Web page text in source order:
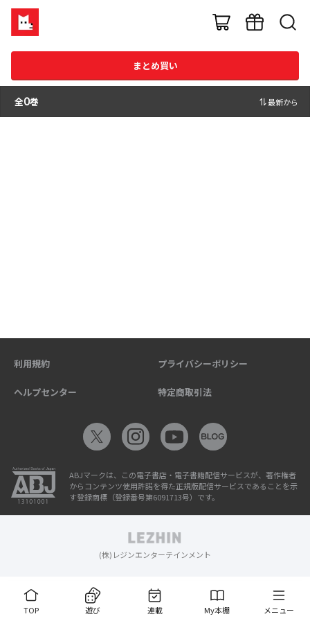
まとめ買い
全0巻 最新から
TOP 遊び 連載 My本棚 メニュー
利用規約 プライバシーポリシー
ヘルプセンター 特定商取引法
ABJマークは、この電子書店・電子書籍配信サービスが、著作権者
からコンテンツ使用許諾を得た正規版配信サービスであることを示
す登録商標（登録番号第6091713号）です。
(株)レジンエンターテインメント